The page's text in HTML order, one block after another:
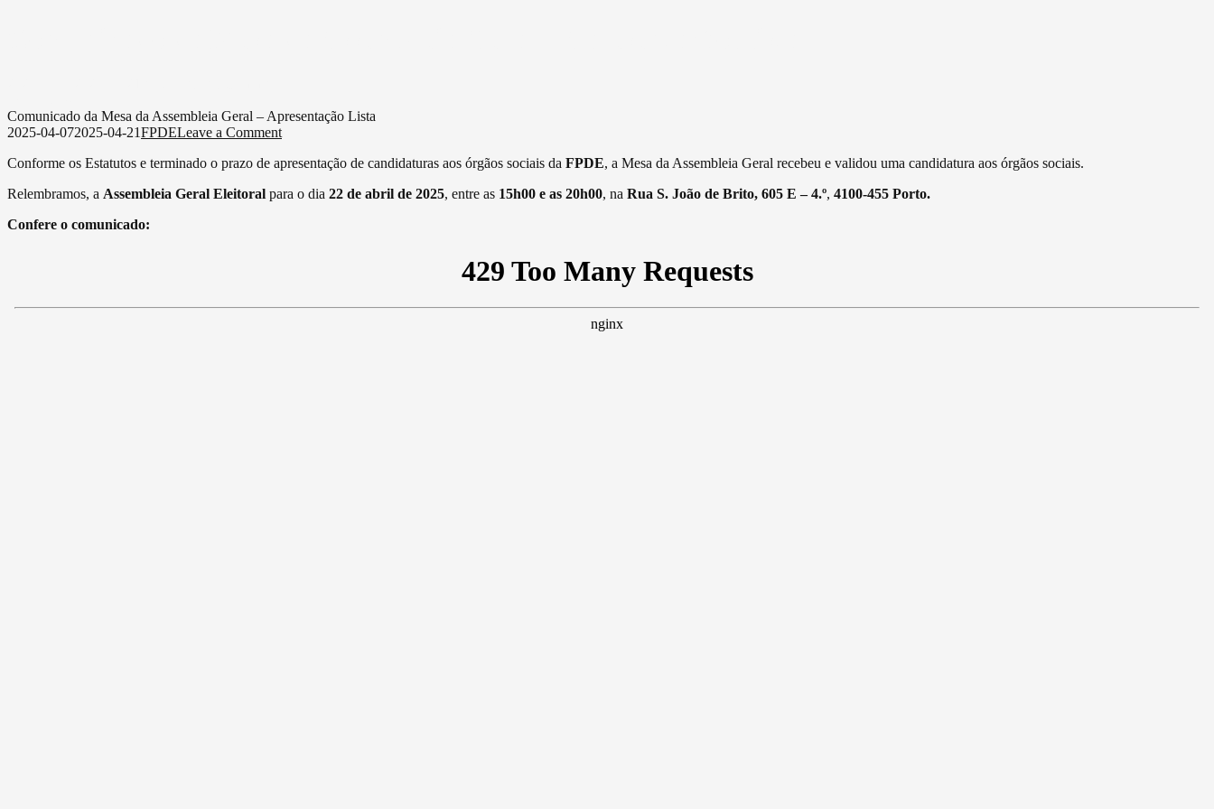
da
Mesa
Assembleia
–
Comunicado da Mesa da Assembleia Geral – Apresentação Lista
2025-04-072025-04-21FPDELeave a Commenton
da
da
Conforme os Estatutos e terminado o prazo de apresentação de candidaturas aos órgãos sociais da FPDE, a Mesa da Assembleia Geral recebeu e validou uma candidatura aos órgãos sociais.
Relembramos, a Assembleia Geral Eleitoral para o dia 22 de abril de 2025, entre as 15h00 e as 20h00, na Rua S. João de Brito, 605 E – 4.º, 4100-455 Porto.
Confere o comunicado: